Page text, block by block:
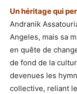
Un héritage qui
Andranik
Angeles, mais sa
en quête de
de fond de la
devenues les
collective, reliant le